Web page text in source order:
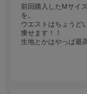
前回購入したMサイ
を。
ウエストはちょうど
痩せます！！
生地とかはやっぱ最